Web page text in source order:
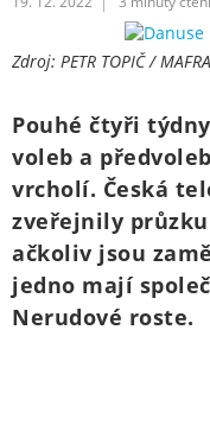
Zdroj: PETR TOPIČ /
Pouhé čtyři
voleb a
vrcholí. Česká
zveřejnily
ačkoliv jsou
jedno mají
Nerudové roste.